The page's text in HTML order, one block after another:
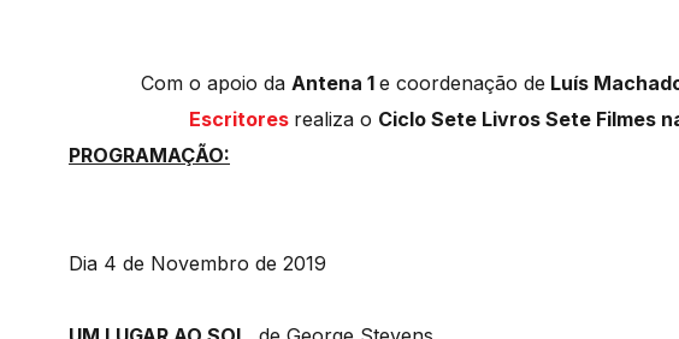
Com o apoio da Antena 1 e coordenação de Luís
Escritores realiza o Ciclo Sete Livros Sete Filmes
PROGRAMAÇÃO:
Dia 4 de Novembro de 2019